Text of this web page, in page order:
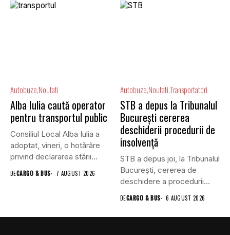
Autobuze Noutati
Alba Iulia caută operator
pentru transportul public
Consiliul Local Alba Iulia a
adoptat, vineri, o hotărâre
privind declararea stării...
DECARGO & BUS 7 AUGUST 2026
Autobuze NoutatiTransportatori
STB a depus la Tribunalul
București cererea
deschiderii procedurii de
insolvență
STB a depus joi, la Tribunalul
Bucureşti, cererea de
deschidere a procedurii...
DECARGO & BUS 6 AUGUST 2026